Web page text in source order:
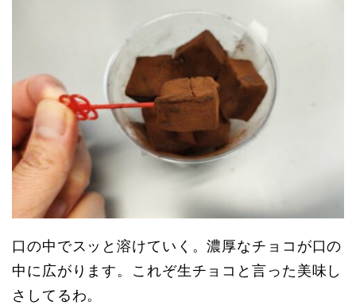
口の中でスッと溶けていく。濃厚なチョコが口の
中に広がります。これぞ生チョコと言った美味し
さしてるわ。